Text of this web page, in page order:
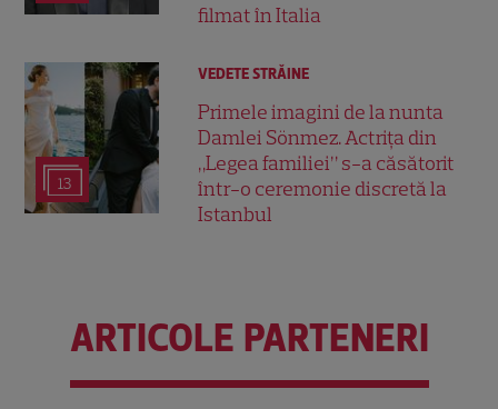
filmat în Italia
13
VEDETE STRĂINE
Primele imagini de la nunta
Damlei Sönmez. Actrița din
„Legea familiei” s-a căsătorit
într-o ceremonie discretă la
Istanbul
ARTICOLE PARTENERI